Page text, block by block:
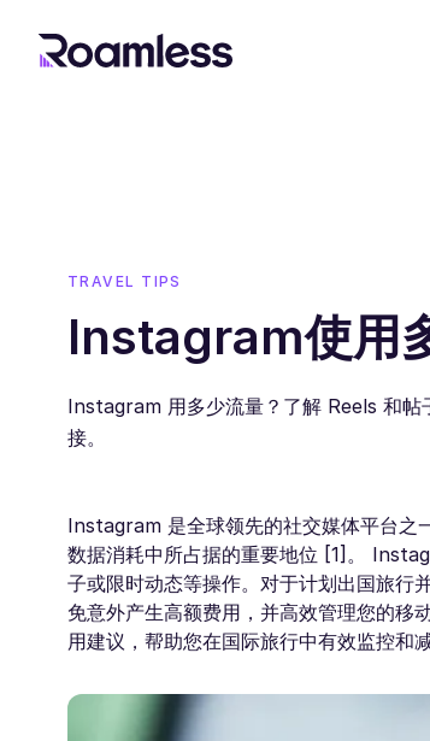
TRAVEL TIPS
Instagram使用
Instagram 用多少流量？了解 Reels 和帖
接。
Instagram 是全球领先的社交媒体平台之
数据消耗中所占据的重要地位 [1]。
子或限时动态等操作。对于计划出国旅
免意外产生高额费用，并高效管理您的
用建议，帮助您在国际旅行中有效监控和